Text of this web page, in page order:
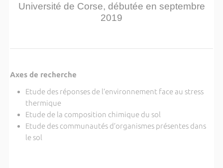
Université de Corse, débutée en septembre
2019
Axes de recherche
Etude des réponses de l’environnement face au stress
thermique
Etude de la composition chimique du sol
Etude des communautés d’organismes présentes dans
le sol